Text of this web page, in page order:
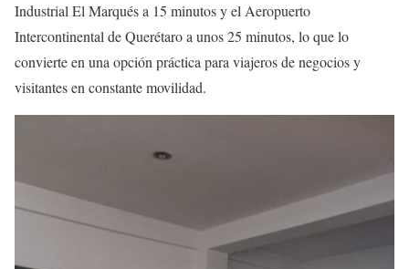
Industrial El Marqués a 15 minutos y el Aeropuerto
Intercontinental de Querétaro a unos 25 minutos, lo que lo
convierte en una opción práctica para viajeros de negocios y
visitantes en constante movilidad.